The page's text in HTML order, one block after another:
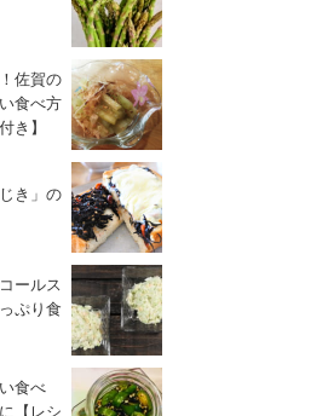
佐賀の
食べ方
き】
き」の
ールス
ぷり食
食べ
【レシ